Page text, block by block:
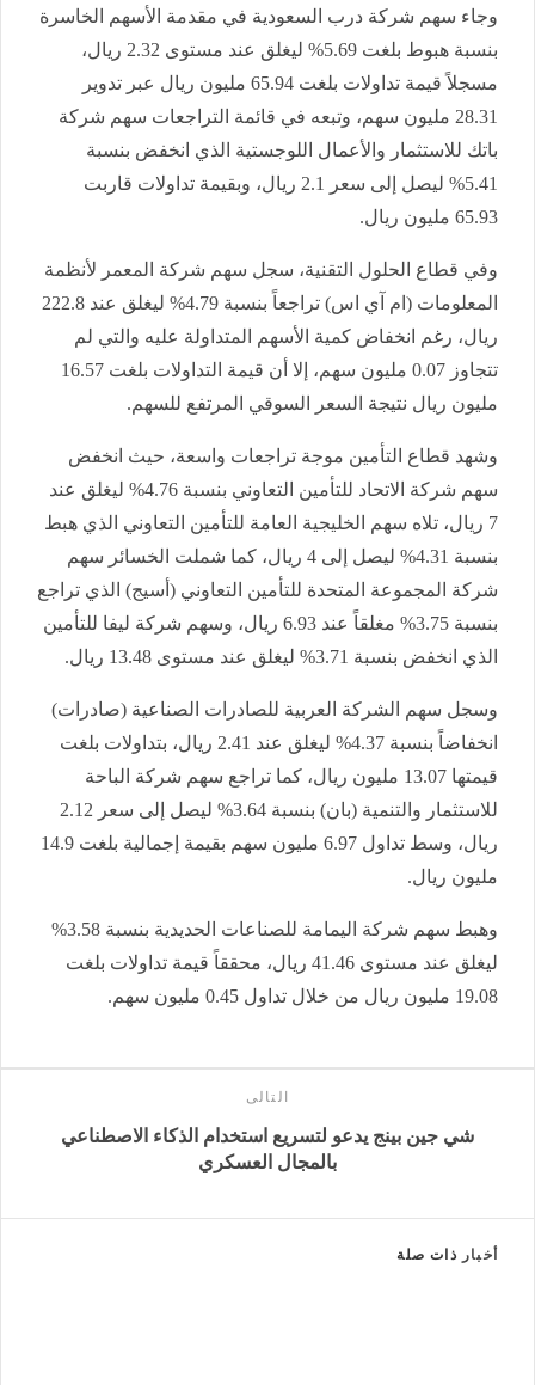
وجاء سهم شركة درب السعودية في مقدمة الأسهم الخاسرة
بنسبة هبوط بلغت 5.69% ليغلق عند مستوى 2.32 ريال،
مسجلاً قيمة تداولات بلغت 65.94 مليون ريال عبر تدوير
28.31 مليون سهم، وتبعه في قائمة التراجعات سهم شركة
باتك للاستثمار والأعمال اللوجستية الذي انخفض بنسبة
5.41% ليصل إلى سعر 2.1 ريال، وبقيمة تداولات قاربت
65.93 مليون ريال.
وفي قطاع الحلول التقنية، سجل سهم شركة المعمر لأنظمة
المعلومات (ام آي اس) تراجعاً بنسبة 4.79% ليغلق عند 222.8
ريال، رغم انخفاض كمية الأسهم المتداولة عليه والتي لم
تتجاوز 0.07 مليون سهم، إلا أن قيمة التداولات بلغت 16.57
مليون ريال نتيجة السعر السوقي المرتفع للسهم.
وشهد قطاع التأمين موجة تراجعات واسعة، حيث انخفض
سهم شركة الاتحاد للتأمين التعاوني بنسبة 4.76% ليغلق عند
7 ريال، تلاه سهم الخليجية العامة للتأمين التعاوني الذي هبط
بنسبة 4.31% ليصل إلى 4 ريال، كما شملت الخسائر سهم
شركة المجموعة المتحدة للتأمين التعاوني (أسيج) الذي تراجع
بنسبة 3.75% مغلقاً عند 6.93 ريال، وسهم شركة ليفا للتأمين
الذي انخفض بنسبة 3.71% ليغلق عند مستوى 13.48 ريال.
وسجل سهم الشركة العربية للصادرات الصناعية (صادرات)
انخفاضاً بنسبة 4.37% ليغلق عند 2.41 ريال، بتداولات بلغت
قيمتها 13.07 مليون ريال، كما تراجع سهم شركة الباحة
للاستثمار والتنمية (بان) بنسبة 3.64% ليصل إلى سعر 2.12
ريال، وسط تداول 6.97 مليون سهم بقيمة إجمالية بلغت 14.9
مليون ريال.
وهبط سهم شركة اليمامة للصناعات الحديدية بنسبة 3.58%
ليغلق عند مستوى 41.46 ريال، محققاً قيمة تداولات بلغت
19.08 مليون ريال من خلال تداول 0.45 مليون سهم.
التالى
شي جين بينج يدعو لتسريع استخدام الذكاء الاصطناعي
بالمجال العسكري
أخبار ذات صلة